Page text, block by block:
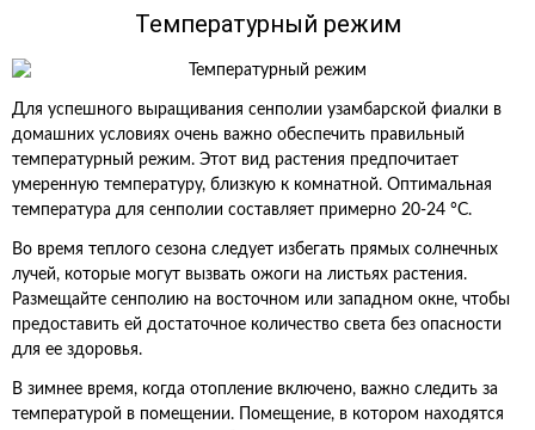
Температурный режим
Для успешного выращивания сенполии узамбарской фиалки в
домашних условиях очень важно обеспечить правильный
температурный режим. Этот вид растения предпочитает
умеренную температуру, близкую к комнатной. Оптимальная
температура для сенполии составляет примерно 20-24 °C.
Во время теплого сезона следует избегать прямых солнечных
лучей, которые могут вызвать ожоги на листьях растения.
Размещайте сенполию на восточном или западном окне, чтобы
предоставить ей достаточное количество света без опасности
для ее здоровья.
В зимнее время, когда отопление включено, важно следить за
температурой в помещении. Помещение, в котором находятся